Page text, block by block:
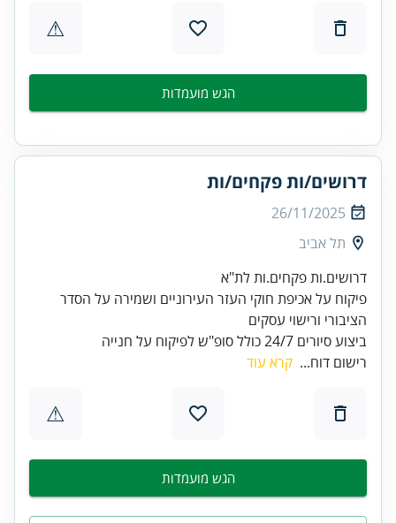
⚠
הגש מועמדות
דרושים/ות פקחים/ות
26/11/2025
תל אביב
פיקוח על אכיפת חוקי העזר העירוניים ושמירה על הסדר
ביצוע סיורים 24/7 כולל סופ"ש לפיקוח על חנייה
רישום דוח... קרא עוד
⚠
הגש מועמדות